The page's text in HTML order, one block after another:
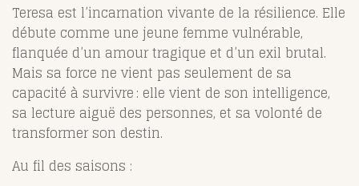
Teresa est l’incarnation vivante de la résilience. Elle
débute comme une jeune femme vulnérable,
flanquée d’un amour tragique et d’un exil brutal.
Mais sa force ne vient pas seulement de sa
capacité à survivre : elle vient de son intelligence,
sa lecture aiguë des personnes, et sa volonté de
transformer son destin.
Au fil des saisons :